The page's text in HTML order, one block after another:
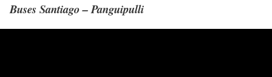
Buses Santiago – Panguipulli